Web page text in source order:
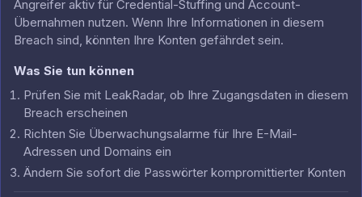
Angreifer aktiv für Credential-Stuffing und Account-
Übernahmen nutzen. Wenn Ihre Informationen in diesem
Breach sind, könnten Ihre Konten gefährdet sein.
Was Sie tun können
Prüfen Sie mit LeakRadar, ob Ihre Zugangsdaten in diesem
Breach erscheinen
Richten Sie Überwachungsalarme für Ihre E-Mail-
Adressen und Domains ein
Ändern Sie sofort die Passwörter kompromittierter Konten